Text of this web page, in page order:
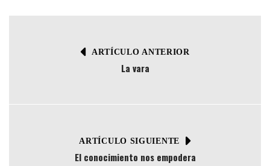
ARTÍCULO ANTERIOR
La vara
ARTÍCULO SIGUIENTE
El conocimiento nos empodera